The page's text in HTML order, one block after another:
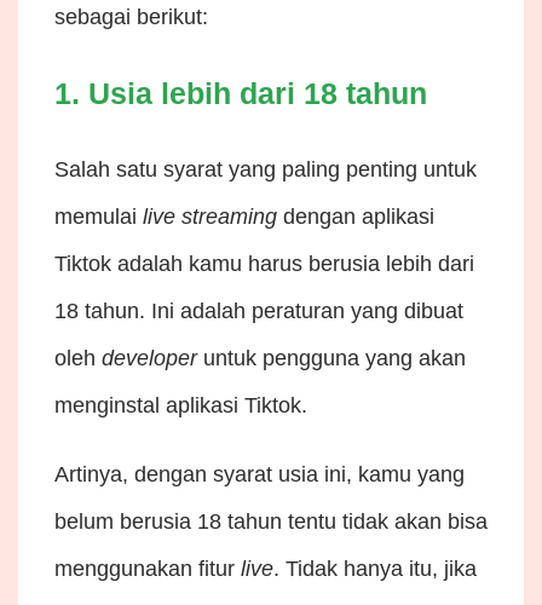
sebagai berikut:
1. Usia lebih dari 18 tahun
Salah satu syarat yang paling penting untuk
memulai live streaming dengan aplikasi
Tiktok adalah kamu harus berusia lebih dari
18 tahun. Ini adalah peraturan yang dibuat
oleh developeruntuk pengguna yang akan
menginstal aplikasi Tiktok.
Artinya, dengan syarat usia ini, kamu yang
belum berusia 18 tahun tentu tidak akan bisa
menggunakan fitur live. Tidak hanya itu, jika